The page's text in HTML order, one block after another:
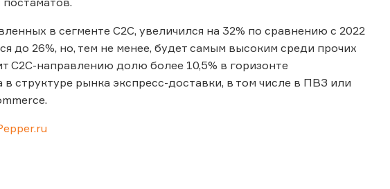
в сегменте C2C, увеличился на 32% по сравнению с 2022
до 26%, но, тем не менее, будет самым высоким среди прочих
C2C-направлению долю более 10,5% в горизонте
структуре рынка экспресс-доставки, в том числе в ПВЗ или